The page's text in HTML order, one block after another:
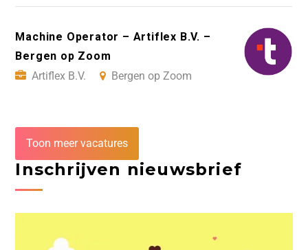
Machine Operator – Artiflex B.V. –
Bergen op Zoom
Artiflex B.V.
Bergen op Zoom
Toon meer vacatures
Inschrijven nieuwsbrief